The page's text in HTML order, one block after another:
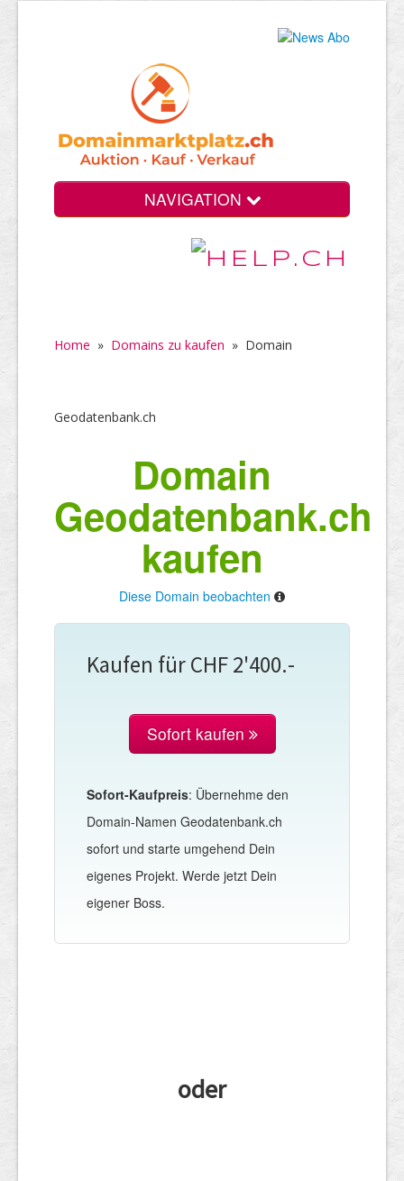
NAVIGATION
Home » Domains zu kaufen » Domain
Geodatenbank.ch
Domain
Geodatenbank.ch
kaufen
Diese Domain beobachten
Kaufen für CHF 2'400.-
Sofort kaufen
Sofort-Kaufpreis: Übernehme den
Domain-Namen Geodatenbank.ch
sofort und starte umgehend Dein
eigenes Projekt. Werde jetzt Dein
eigener Boss.
oder